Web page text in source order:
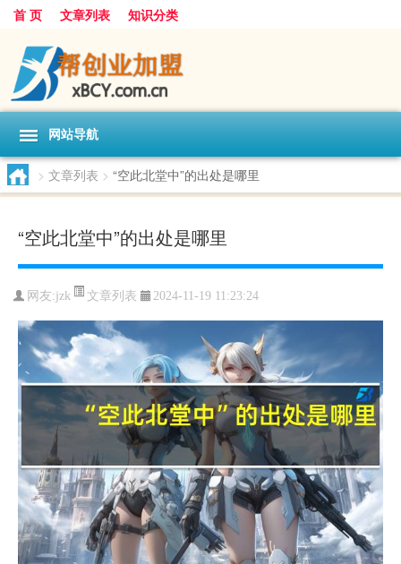
首 页 文章列表 知识分类
网站导航
> 文章列表 > “空此北堂中”的出处是哪里
“空此北堂中”的出处是哪里
网友:jzk 文章列表 2024-11-19 11:23:24